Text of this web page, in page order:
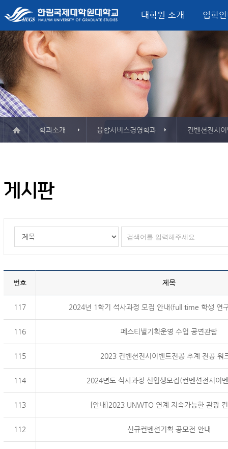
대학원 소개
미션, 비전, 핵심가치 총장 인사말 연혁
결산공고
추경예산공고
등록금심의위원회회의록
입학
입학모집요강
석사학위과정
FAQ
정치외교학과
외교안보전공
한국연구전공
융합서비스경
컨벤션전시이벤
관광외식경영전공
ESG·탄소경영전공
Major in Global
글로벌정치‧한국연구소
소개 & 주요활동
자료실
서비스산업정책연구소
소개 & 주요활동
자료실
산학협력단 평생교육원
게시판
학사일정 학사안내
대학원 소식 학사정보시스템 시설
강의
사용
한림 소식지
학과소개 융합서비스경영학과 컨벤션전시
게시판
번호 제목
117 2024년 1학기 석사과정 모집 안내(full time 학생 연
116 페스티벌기획운영 수업 공연관람
115 2023 컨벤션전시이벤트전공 추계 전공 워
114 2024년도 석사과정 신입생모집(컨벤션전시이
113 [안내]2023 UNWTO 연계 지속가능한 관광
112 신규컨벤션기획 공모전 안내